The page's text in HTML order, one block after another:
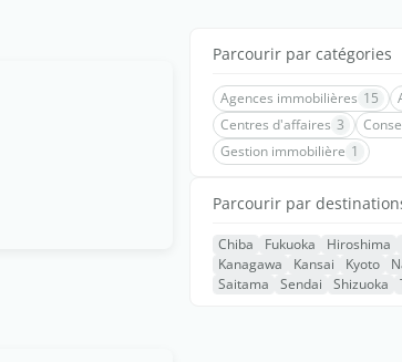
Parcourir par catégories
Agences immobilières 15
Centres d'affaires 3
Gestion immobilière 1
Parcourir par
Chiba Fukuoka Hiroshima
Kanagawa
Kansai Kyoto
Saitama
Sendai Shizuoka